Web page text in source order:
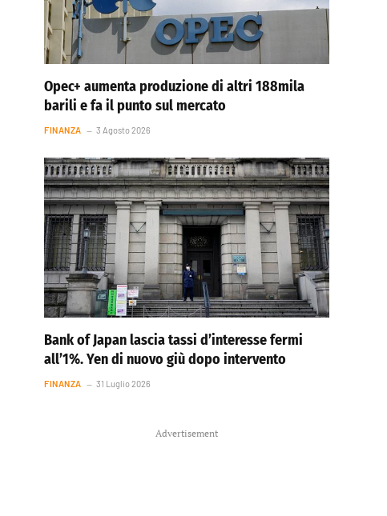
Opec+ aumenta produzione di altri 188mila
barili e fa il punto sul mercato
FINANZA 3 Agosto 2026
Bank of Japan lascia tassi d’interesse fermi
all’1%. Yen di nuovo giù dopo intervento
FINANZA 31 Luglio 2026
Advertisement